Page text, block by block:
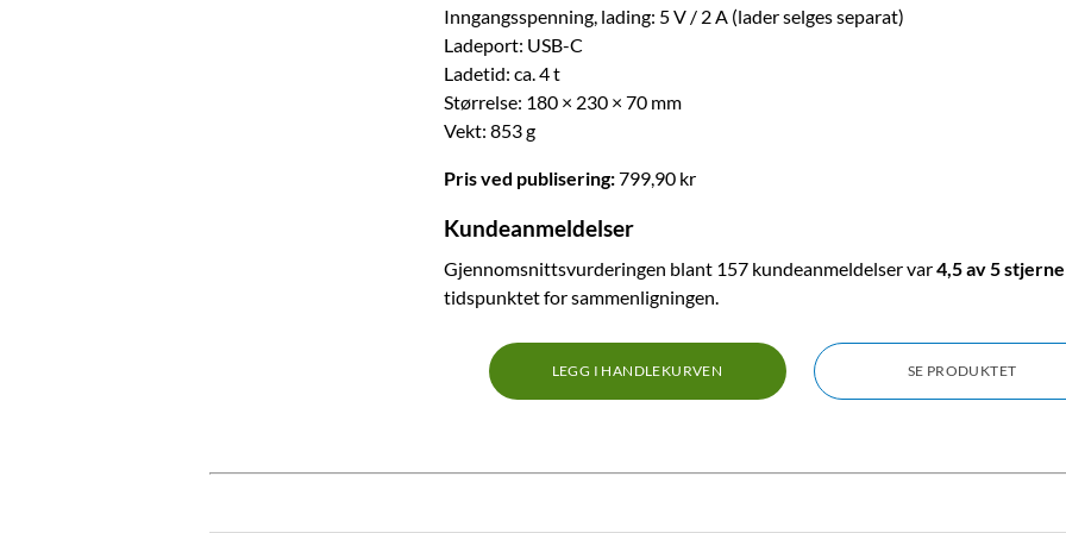
Inngangsspenning, lading: 5 V / 2 A (lader selges separat)
Ladeport: USB-C
Ladetid: ca. 4 t
Størrelse: 180 × 230 × 70 mm
Vekt: 853 g
Pris ved publisering:799,90 kr
Kundeanmeldelser
Gjennomsnittsvurderingen blant 157 kundeanmeldelser var4,5 av 5
tidspunktet for sammenligningen.
LEGG I HANDLEKURVEN SE PRODUKTET